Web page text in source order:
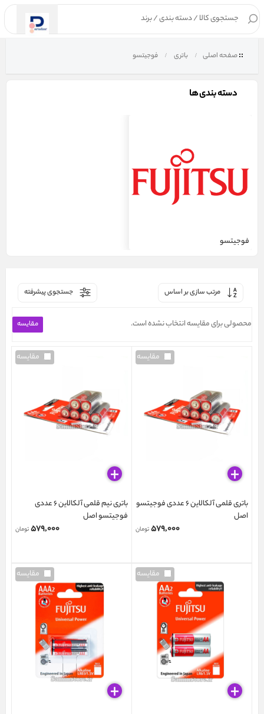
صفحه اصلی باتری فوجیتسو
دسته بندی ها
فوجیتسو
مرتب سازی بر اساس جستجوی پیشرفته
محصولی برای مقایسه انتخاب نشده است.
مقایسه
باتری قلمی آلکالاین 6 عددی فوجیتسو
اصل
۵۷۹,۰۰۰تومان
مقایسه
باتری نیم قلمی آلکالاین 6 عددی
فوجیتسو اصل
۵۷۹,۰۰۰تومان
مقایسه مقایسه